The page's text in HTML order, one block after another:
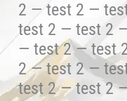
2 — test 2 —
test 2 — test 2
— test 2 — test
2 — test 2 —
test 2 — test 2